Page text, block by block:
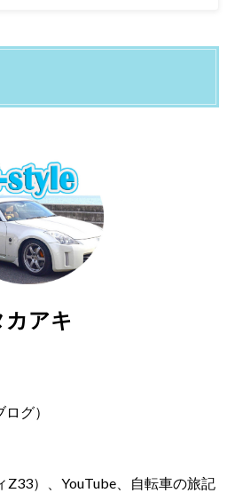
カアキ
グ）
Z33）、YouTube、自転車の旅記